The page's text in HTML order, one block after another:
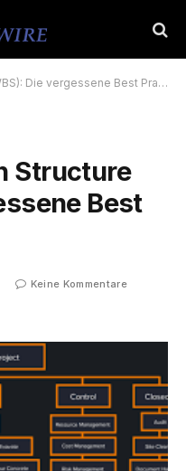
Die vergessene Best Practice
Structure
Best
Keine Kommentare